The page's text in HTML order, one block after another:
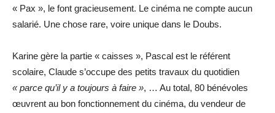
« Pax », le font gracieusement. Le cinéma ne compte aucun
salarié. Une chose rare, voire unique dans le Doubs.
Karine gère la partie « caisses », Pascal est le référent
scolaire, Claude s’occupe des petits travaux du quotidien
« parce qu’il y a toujours à faire », … Au total, 80 bénévoles
œuvrent au bon fonctionnement du cinéma, du vendeur de